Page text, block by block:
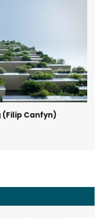
(Filip Canfyn)